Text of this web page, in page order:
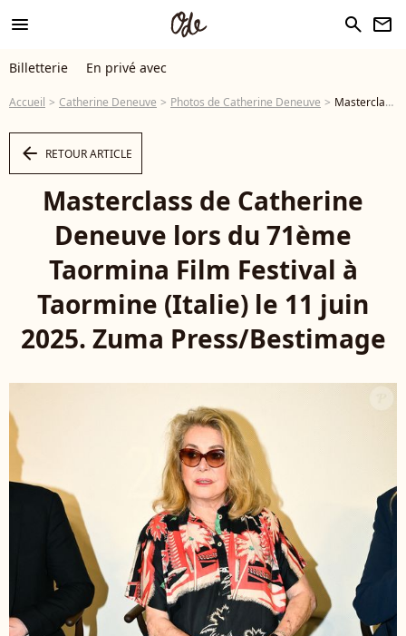
menu search newsletter
Billetterie En privé avec
Accueil Catherine Deneuve Photos de Catherine Deneuve Masterclass de Catherine Deneuve lors du 71ème Taormina Film Festival à Taormine (Italie) le 11 juin 2025. Zuma Press/Bestimage - Photo
arrow_left RETOUR ARTICLE
Masterclass de Catherine
Deneuve lors du 71ème
Taormina Film Festival à
Taormine (Italie) le 11 juin
2025. Zuma Press/Bestimage